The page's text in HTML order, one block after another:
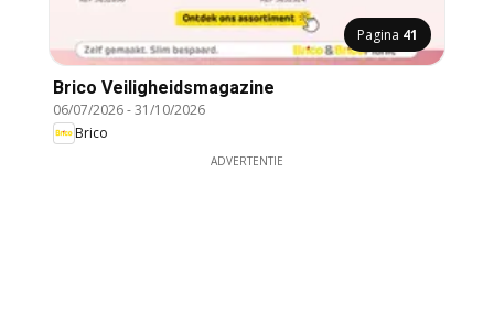
Pagina 41
Brico Veiligheidsmagazine
06/07/2026-31/10/2026
Brico
ADVERTENTIE